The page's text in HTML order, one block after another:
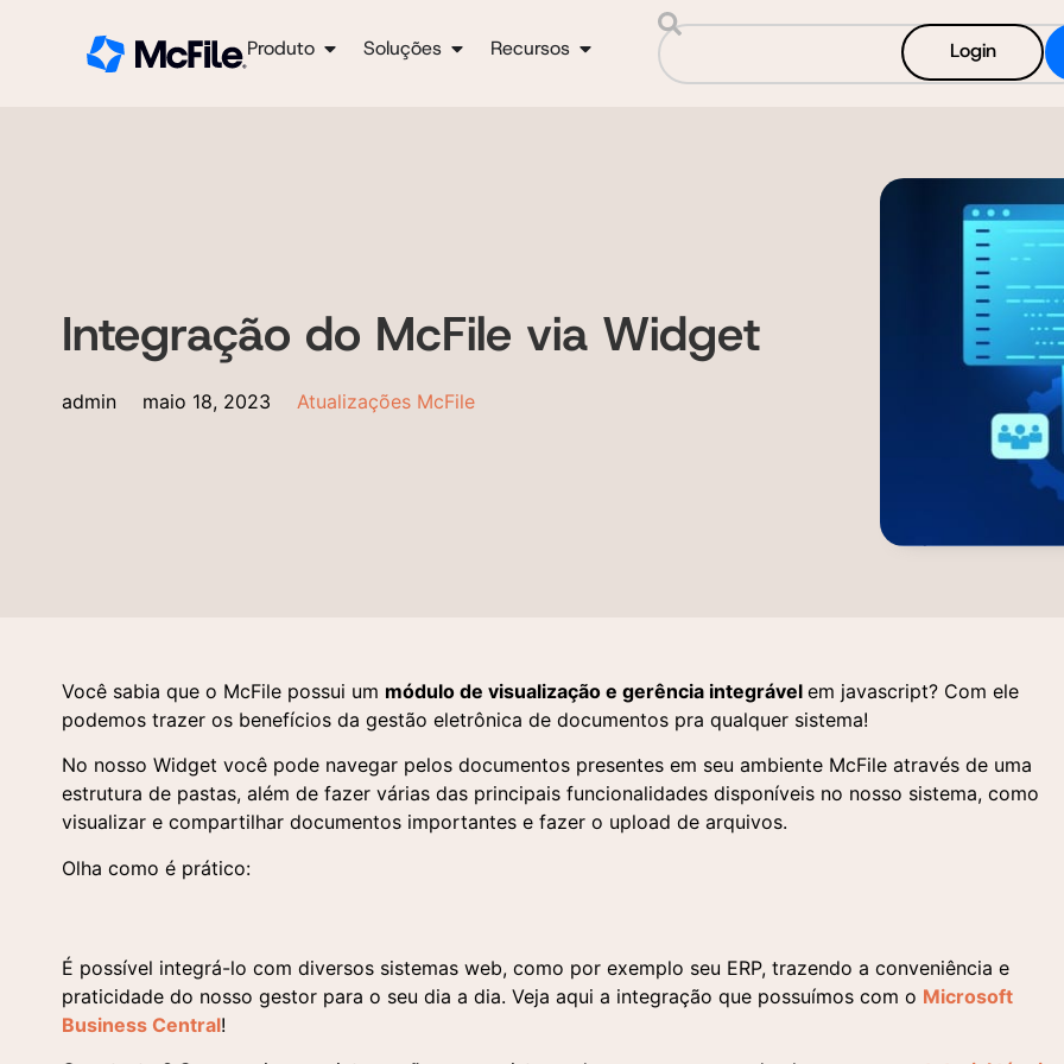
Produto Soluções Recursos Login
Integração do McFile via Widget
admin maio 18, 2023 Atualizações McFile
Você sabia que o McFile possui um módulo de visualização e gerência integrável em javascript? Com ele
podemos trazer os benefícios da gestão eletrônica de documentos pra qualquer sistema!
No nosso Widget você pode navegar pelos documentos presentes em seu ambiente McFile através de uma
estrutura de pastas, além de fazer várias das principais funcionalidades disponíveis no nosso sistema, como
visualizar e compartilhar documentos importantes e fazer o upload de arquivos.
Olha como é prático:
É possível integrá-lo com diversos sistemas web, como por exemplo seu ERP, trazendo a conveniência e
praticidade do nosso gestor para o seu dia a dia. Veja aqui a integração que possuímos com o Microsoft
Business Central!
Preencha o formulário e um de nossos especialistas entrará em
Preencha o formulário abaixo e nossa equipe entrará em
para agendar uma apresentação personalizada da nossa
Entre em contato